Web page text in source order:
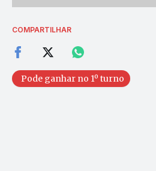
COMPARTILHAR
Pode ganhar no 1º turno